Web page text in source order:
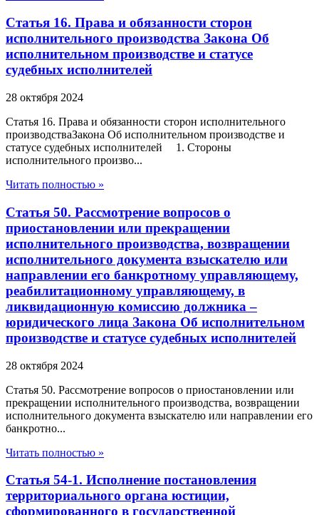
Статья 16. Права и обязанности сторон
исполнительного производства Закона Об
исполнительном производстве и статусе
судебных исполнителей
28 октября 2024
Статья 16. Права и обязанности сторон исполнительного
производстваЗакона Об исполнительном производстве и
статусе судебных исполнителей 1. Стороны
исполнительного произво...
Читать полностью »
Статья 50. Рассмотрение вопросов о
приостановлении или прекращении
исполнительного производства, возвращении
исполнительного документа взыскателю или
направлении его банкротному управляющему,
реабилитационному управляющему, в
ликвидационную комиссию должника –
юридического лица Закона Об исполнительном
производстве и статусе судебных исполнителей
28 октября 2024
Статья 50. Рассмотрение вопросов о приостановлении или
прекращении исполнительного производства, возвращении
исполнительного документа взыскателю или направлении его
банкротно...
Читать полностью »
Статья 54-1. Исполнение постановления
территориального органа юстиции,
сформированного в государственной